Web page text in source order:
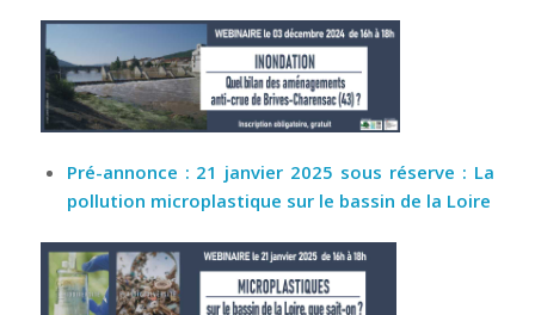
Pré-annonce : 21 janvier 2025 sous réserve : La
pollution microplastique sur le bassin de la Loire